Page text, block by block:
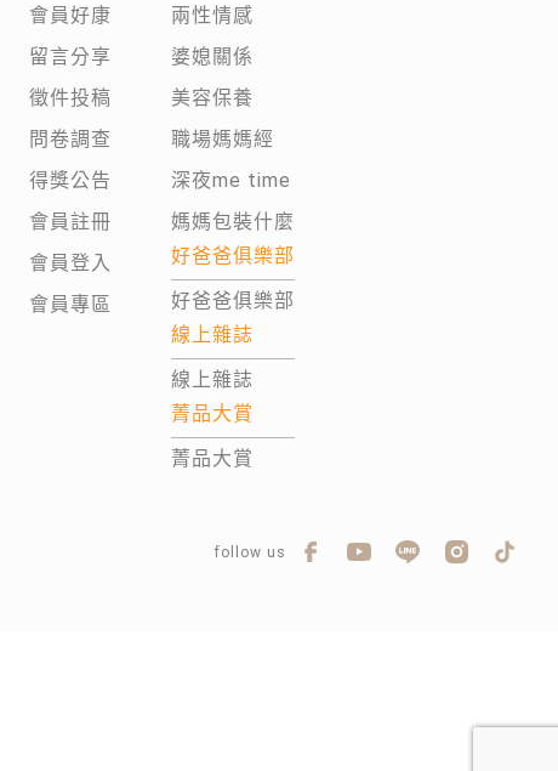
會員好康
留言分享
徵件投稿
問卷調查
得獎公告
會員註冊
會員登入
會員專區
兩性情感
婆媳關係
美容保養
職場媽媽經
深夜me time
媽媽包裝什麼
好爸爸俱樂部
好爸爸俱樂部
線上雜誌
線上雜誌
菁品大賞
菁品大賞
follow us